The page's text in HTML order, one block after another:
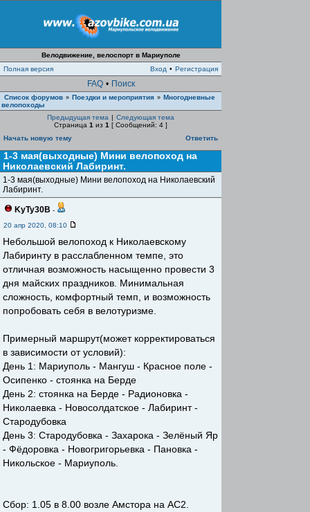
Велодвижение, велоспорт в Мариуполе
Полная версия
Вход • Регистрация
FAQ • Поиск
Список форумов » Поездки и мероприятия » Многодневные
велопоходы
Предыдущая тема | Следующая тема
Страница 1 из 1 [ Сообщений: 4 ]
Начать новую тему
Ответить
1-3 мая(выходные) Мини велопоход на
Николаевский Лабиринт.
1-3 мая(выходные) Мини велопоход на Николаевский
Лабиринт.
KyTy30B -
20 апр 2020, 08:10
Небольшой велопоход к Николаевскому
Лабиринту в расслабленном темпе, это
отличная возможность насыщенно провести 3
дня майских праздников. Минимальная
сложность, комфортный темп, и возможность
попробовать себя в велотуризме.
Примерный маршрут(может корректироваться
в зависимости от условий):
День 1: Мариуполь - Мангуш - Красное поле -
Осипенко - стоянка на Берде
День 2: стоянка на Берде - Радионовка -
Николаевка - Новосолдатское - Лабиринт -
Стародубовка
День 3: Стародубовка - Захарока - Зелёный Яр
- Фёдоровка - Новогригорьевка - Пановка -
Никольское - Мариуполь.
Сбор: 1.05 в 8.00 возле Амстора на АС2.